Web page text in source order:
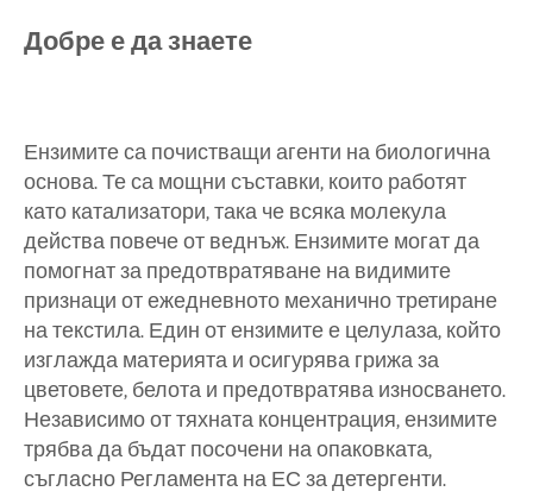
Добре е да знаете
Ензимите са почистващи агенти на биологична
основа. Те са мощни съставки, които работят
като катализатори, така че всяка молекула
действа повече от веднъж. Ензимите могат да
помогнат за предотвратяване на видимите
признаци от ежедневното механично третиране
на текстила. Един от ензимите е целулаза, който
изглажда материята и осигурява грижа за
цветовете, белота и предотвратява износването.
Независимо от тяхната концентрация, ензимите
трябва да бъдат посочени на опаковката,
съгласно Регламента на ЕС за детергенти.